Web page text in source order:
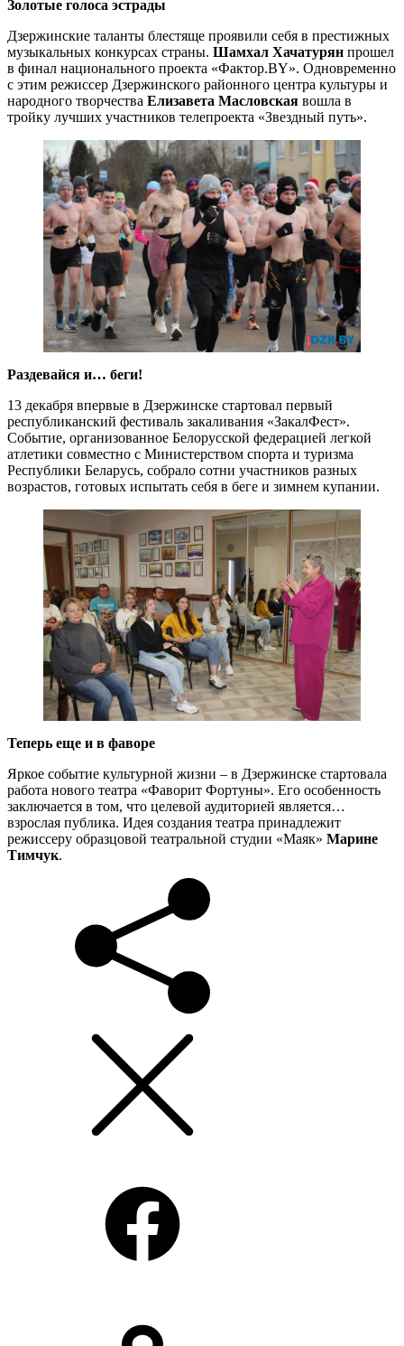
Золотые голоса эстрады
Дзержинские таланты блестяще проявили себя в престижных
музыкальных конкурсах страны. Шамхал Хачатурян прошел
в финал национального проекта «Фактор.BY». Одновременно
с этим режиссер Дзержинского районного центра культуры и
народного творчества Елизавета Масловская вошла в
тройку лучших участников телепроекта «Звездный путь».
Раздевайся и… беги!
13 декабря впервые в Дзержинске стартовал первый
республиканский фестиваль закаливания «ЗакалФест».
Событие, организованное Белорусской федерацией легкой
атлетики совместно с Министерством спорта и туризма
Республики Беларусь, собрало сотни участников разных
возрастов, готовых испытать себя в беге и зимнем купании.
Теперь еще и в фаворе
Яркое событие культурной жизни – в Дзержинске стартовала
работа нового театра «Фаворит Фортуны». Его особенность
заключается в том, что целевой аудиторией является…
взрослая публика. Идея создания театра принадлежит
режиссеру образцовой театральной студии «Маяк» Марине
Тимчук.